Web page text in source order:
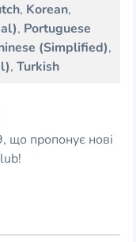
, Korean,
, Portuguese
(Simplified),
, Turkish
що пропонує нові